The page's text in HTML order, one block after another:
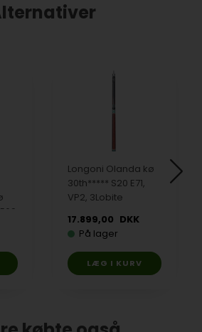
Longoni Olanda kø
30th***** S20 E71,
VP2, 3Lobite
17.899,00 DKK
På lager